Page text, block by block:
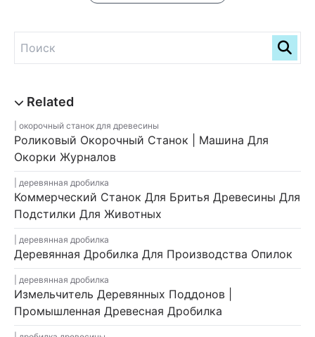
окорочный станок для древесины
Роликовый Окорочный Станок | Машина Для
Окорки Журналов
деревянная дробилка
Коммерческий Станок Для Бритья Древесины Для
Подстилки Для Животных
деревянная дробилка
Деревянная Дробилка Для Производства Опилок
деревянная дробилка
Измельчитель Деревянных Поддонов |
Промышленная Древесная Дробилка